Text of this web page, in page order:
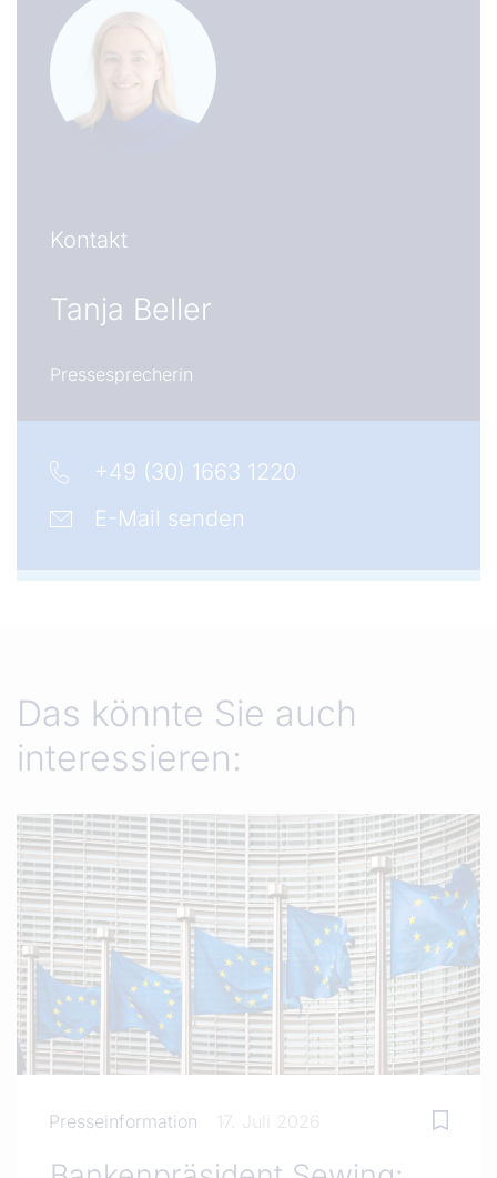
Kontakt
Tanja Beller
Pressesprecherin
+49 (30) 1663 1220
E-Mail senden
Das könnte Sie auch
interessieren:
Presseinformation 17. Juli 2026